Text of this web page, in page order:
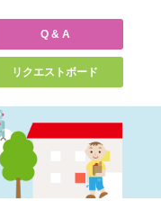
Q & A
リクエストボード